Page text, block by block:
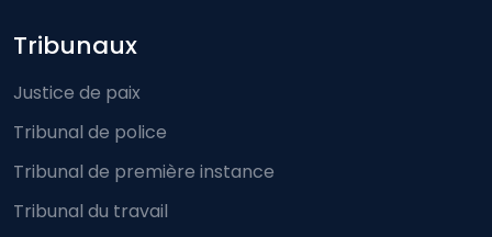
Footer-menu
Tribunaux
Justice de paix
Tribunal de police
Tribunal de première instance
Tribunal du travail